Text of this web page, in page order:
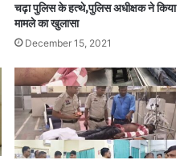
चढ़ा पुलिस के हत्थे,पुलिस अधीक्षक ने किया
मामले का खुलासा
December 15, 2021